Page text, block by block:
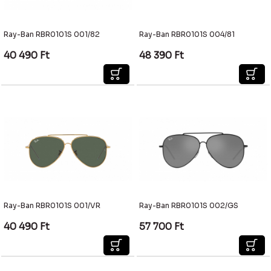
Ray-Ban RBR0101S 001/82
40 490 Ft
Ray-Ban RBR0101S 004/81
48 390 Ft
Ray-Ban RBR0101S 001/VR
40 490 Ft
Ray-Ban RBR0101S 002/GS
57 700 Ft